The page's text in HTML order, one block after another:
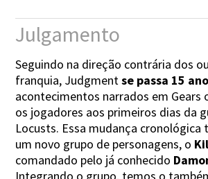
Julgamento
Seguindo na direção contrária dos
franquia, Judgmentse passa 15
acontecimentos narrados em Gears
os jogadores aos primeiros dias da
Locusts. Essa mudança
um novo grupo de personagens, o
comandado pelo já conhecido
Integrando o grupo, temos o